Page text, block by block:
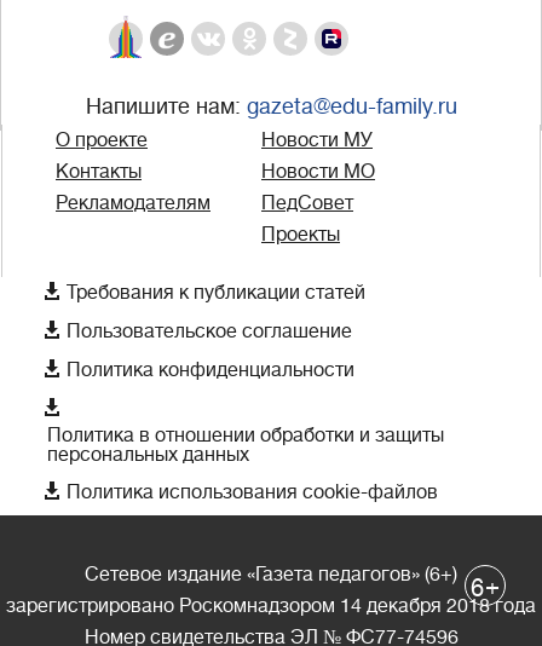
Напишите нам: gazeta@edu-family.ru
О проекте
Контакты
Рекламодателям
Новости МУ
Новости МО
ПедСовет
Проекты
 Требования к публикации статей
 Пользовательское соглашение
 Политика конфиденциальности

Политика в отношении обработки и защиты
персональных данных
 Политика использования cookie-файлов
Сетевое издание «Газета педагогов» (6+)
зарегистрировано Роскомнадзором 14 декабря 2018 года
Номер свидетельства ЭЛ № ФС77-74596
6+